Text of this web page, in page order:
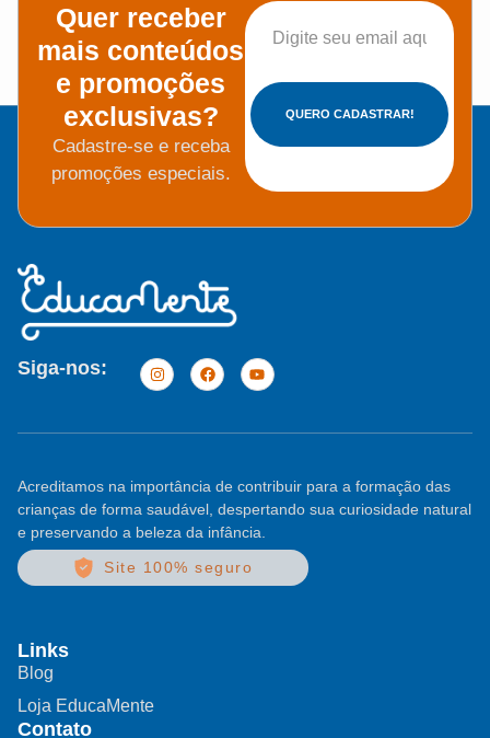
Quer receber
mais conteúdos
e promoções
exclusivas?
Cadastre-se e receba
promoções especiais.
QUERO CADASTRAR!
Siga-nos:
Acreditamos na importância de contribuir para a formação das
crianças de forma saudável, despertando sua curiosidade natural
e preservando a beleza da infância.
Site 100% seguro
Links
Blog
Loja EducaMente
Contato